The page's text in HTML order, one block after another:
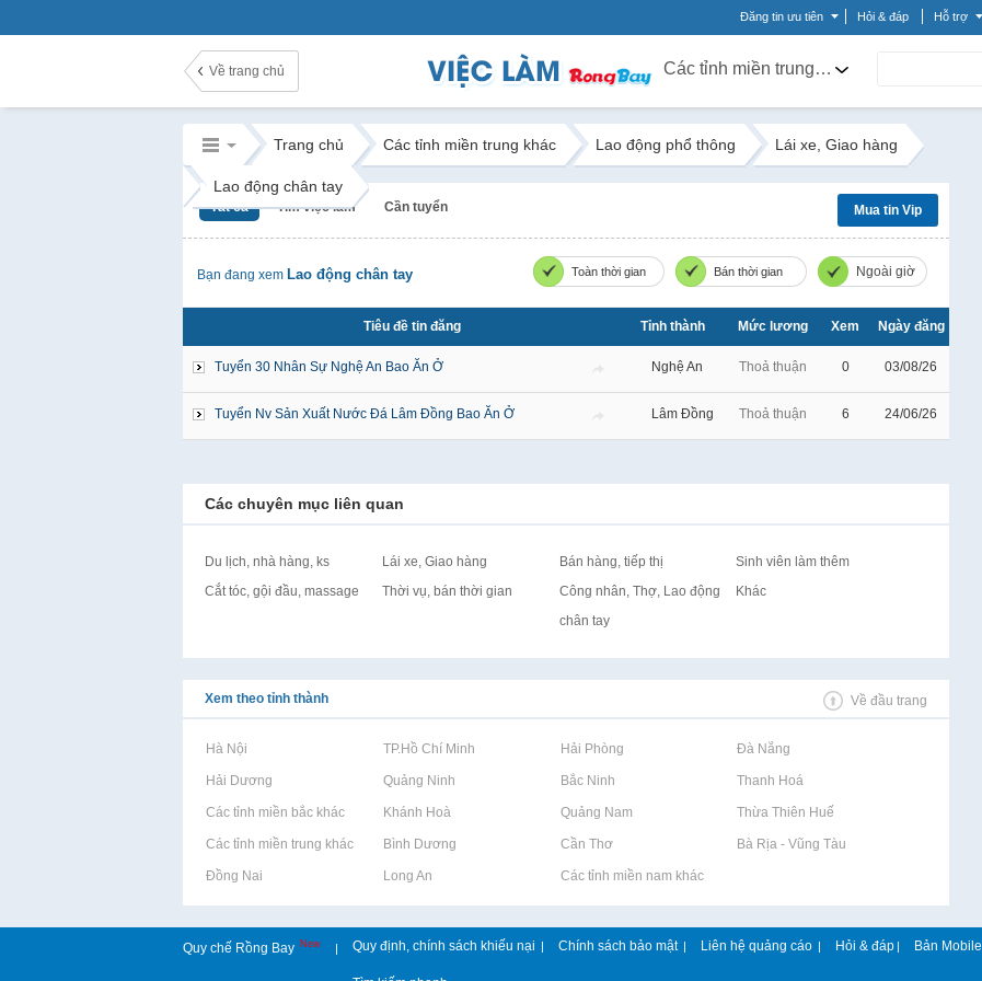
Đăng tin ưu tiên Hỏi & đáp Hỗ trợ
Về trang chủ Các tỉnh miền trung khác
Trang chủ Các tỉnh miền trung khác Lao động phổ thông Lái xe, Giao hàng
Lao động chân tay
Tất cả Tìm việc làm Cần tuyển Mua tin Vip
Bạn đang xem Lao động chân tay Toàn thời gian Bán thời gian Ngoài giờ
Tiêu đề tin đăng Tỉnh thành Mức lương Xem Ngày đăng
Tuyển 30 Nhân Sự Nghệ An Bao Ăn Ở Nghệ An Thoả thuận 0 03/08/26
Tuyển Nv Sản Xuất Nước Đá Lâm Đồng Bao Ăn Ở Lâm Đồng Thoả thuận 6 24/06/26
Các chuyên mục liên quan
Du lịch, nhà hàng, ks Lái xe, Giao hàng Bán hàng, tiếp thị
Sinh viên làm thêm
Cắt tóc, gội đầu, massage
Thời vụ, bán thời gian
Công nhân, Thợ, Lao động
chân tay
Khác
Xem theo tỉnh thành Về đầu trang
Rao vặt tại Hà Nội Rao vặt tại TP.Hồ Chí Minh Rao vặt tại Hải Phòng Rao vặt tại Đà Nẵng
Rao vặt tại Hải Dương Rao vặt tại Quảng Ninh Rao vặt tại Bắc Ninh Rao vặt tại Thanh Hoá
Rao vặt tại Các tỉnh miền bắc khácRao vặt tại Khánh Hoà Rao vặt tại Quảng Nam Rao vặt tại Thừa Thiên Huế
Rao vặt tại Các tỉnh miền trung khácRao vặt tại Bình Dương Rao vặt tại Cần Thơ Rao vặt tại Bà Rịa - Vũng Tàu
Rao vặt tại Đồng Nai Rao vặt tại Long An Rao vặt tại Các tỉnh miền nam khác
Quy chế Rồng Bay New | Quy định, chính sách khiếu nại | Chính sách bảo mật | Liên hệ quảng cáo | Hỏi & đáp | Bản Mobile